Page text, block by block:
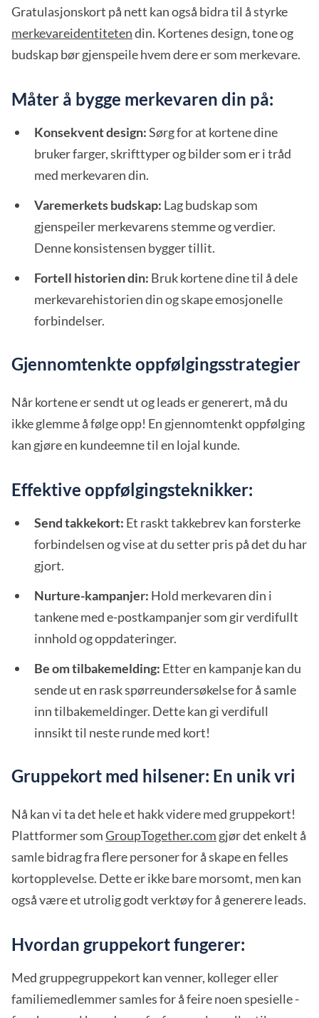
Gratulasjonskort på nett kan også bidra til å styrke
merkevareidentitetendin. Kortenes design, tone og
budskap bør gjenspeile hvem dere er som merkevare.
Måter å bygge merkevaren din på:
Konsekvent design:Sørg for at kortene dine
bruker farger, skrifttyper og bilder som er i tråd
med merkevaren din.
Varemerkets budskap: Lag budskap som
gjenspeiler merkevarens stemme og verdier.
Denne konsistensen bygger tillit.
Fortell historien din: Bruk kortene dine til å dele
merkevarehistorien din og skape emosjonelle
forbindelser.
Gjennomtenkte oppfølgingsstrategier
Når kortene er sendt ut og leads er generert, må du
ikke glemme å følge opp! En gjennomtenkt oppfølging
kan gjøre en kundeemne til en lojal kunde.
Effektive oppfølgingsteknikker:
Send takkekort: Et raskt takkebrev kan forsterke
forbindelsen og vise at du setter pris på det du har
gjort.
Nurture-kampanjer: Hold merkevaren din i
tankene med e-postkampanjer som gir verdifullt
innhold og oppdateringer.
Be om tilbakemelding: Etter en kampanje kan du
sende ut en rask spørreundersøkelse for å samle
inn tilbakemeldinger. Dette kan gi verdifull
innsikt til neste runde med kort!
Gruppekort med hilsener: En unik vri
Nå kan vi ta det hele et hakk videre med gruppekort!
Plattformer somGroupTogether.com gjør det enkelt å
samle bidrag fra flere personer for å skape en felles
kortopplevelse. Dette er ikke bare morsomt, men kan
også være et utrolig godt verktøy for å generere leads.
Hvordan gruppekort fungerer:
Med gruppegruppekort kan venner, kolleger eller
familiemedlemmer samles for å feire noen spesielle -